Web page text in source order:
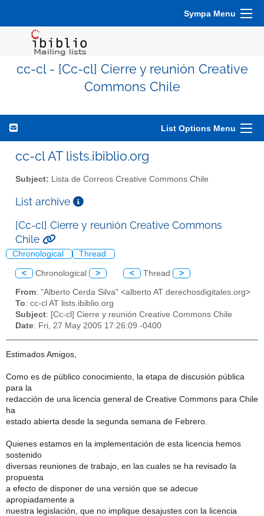
Sympa Menu
cc-cl - [Cc-cl] Cierre y reunión Creative
Commons Chile
List Options Menu
cc-cl AT lists.ibiblio.org
Subject: Lista de Correos Creative Commons Chile
List archive
[Cc-cl] Cierre y reunión Creative Commons
Chile
Chronological Thread
< Chronological > < Thread >
From: "Alberto Cerda Silva" <alberto AT derechosdigitales.org>
To: cc-cl AT lists.ibiblio.org
Subject: [Cc-cl] Cierre y reunión Creative Commons Chile
Date: Fri, 27 May 2005 17:26:09 -0400
Estimados Amigos,
Como es de público conocimiento, la etapa de discusión pública
para la
redacción de una licencia general de Creative Commons para Chile
ha
estado abierta desde la segunda semana de Febrero.
Quienes estamos en la implementación de esta licencia hemos
sostenido
diversas reuniones de trabajo, en las cuales se ha revisado la
propuesta
a efecto de disponer de una versión que se adecue
apropiadamente a
nuestra legislación, que no implique desajustes con la licencia